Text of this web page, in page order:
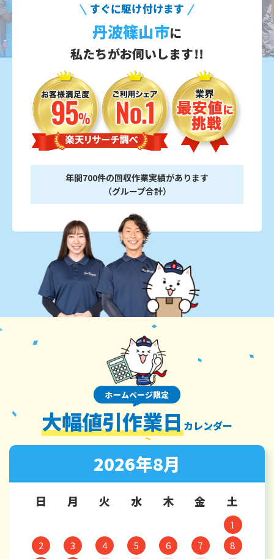
すぐに駆け付けます
丹波篠山市に
私たちがお伺いします!!
年間700件の回収作業実績があります
（グループ合計）
ホームページ限定
大幅値引作業日 カレンダー
2026年8月
日 月 火 水 木 金 土
1
2
3 4 5 6 7
8